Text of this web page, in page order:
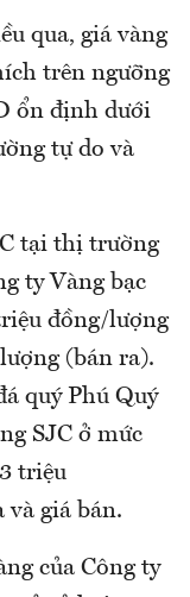
qua, giá vàng
trên ngưỡng
ổn định dưới
tự do và
tại thị trường
ty Vàng bạc
đồng/lượng
(bán ra).
quý Phú Quý
SJC ở mức
triệu
và giá bán.
của Công ty